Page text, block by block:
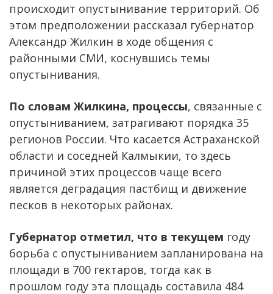
происходит опустынивание территорий. Об
этом предположении рассказал губернатор
Александр Жилкин в ходе общения с
районными СМИ, коснувшись темы
опустынивания.
По словам Жилкина, процессы, связанные с
опустыниванием, затрагивают порядка 35
регионов России. Что касается Астраханской
области и соседней Калмыкии, то здесь
причиной этих процессов чаще всего
является деградация пастбищ и движение
песков в некоторых районах.
Губернатор отметил, что в текущем году
борьба с опустыниванием запланирована на
площади в 700 гектаров, тогда как в
прошлом году эта площадь составила 484